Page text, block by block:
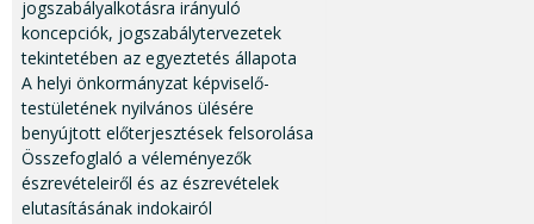
jogszabályalkotásra irányuló
koncepciók, jogszabálytervezetek
tekintetében az egyeztetés állapota
A helyi önkormányzat képviselő-
testületének nyilvános ülésére
benyújtott előterjesztések felsorolása
Összefoglaló a véleményezők
észrevételeiről és az észrevételek
elutasításának indokairól